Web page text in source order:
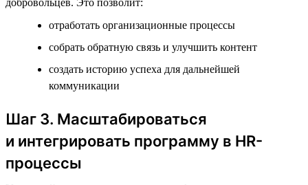
отработать организационные процессы
собрать обратную связь и улучшить контент
создать историю успеха для дальнейшей
коммуникации
Шаг 3. Масштабироваться
и интегрировать программу в HR-
процессы